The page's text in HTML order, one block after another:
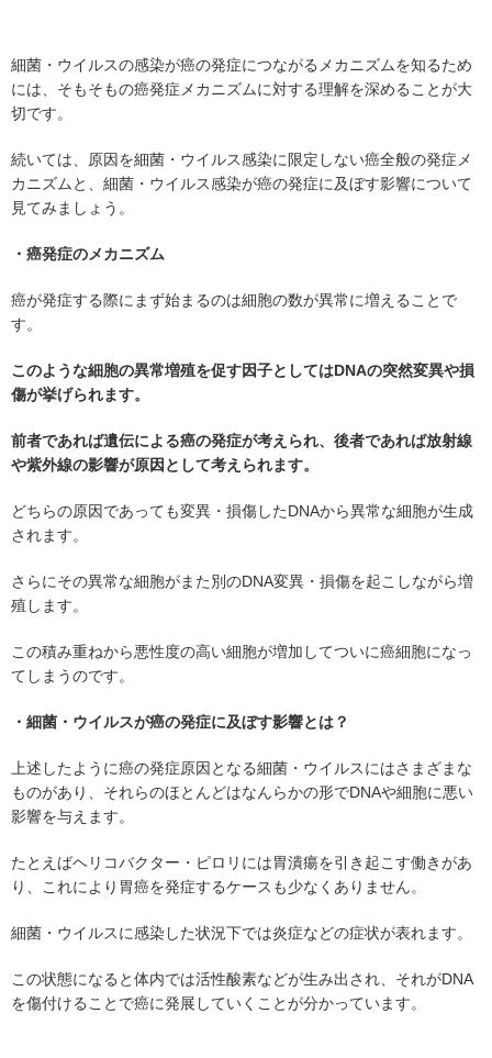
細菌・ウイルスの感染が癌の発症につながるメカニズムを知るため
には、そもそもの癌発症メカニズムに対する理解を深めることが大
切です。
続いては、原因を細菌・ウイルス感染に限定しない癌全般の発症メ
カニズムと、細菌・ウイルス感染が癌の発症に及ぼす影響について
見てみましょう。
・癌発症のメカニズム
癌が発症する際にまず始まるのは細胞の数が異常に増えることで
す。
このような細胞の異常増殖を促す因子としてはDNAの突然変異や損
傷が挙げられます。
前者であれば遺伝による癌の発症が考えられ、後者であれば放射線
や紫外線の影響が原因として考えられます。
どちらの原因であっても変異・損傷したDNAから異常な細胞が生成
されます。
さらにその異常な細胞がまた別のDNA変異・損傷を起こしながら増
殖します。
この積み重ねから悪性度の高い細胞が増加してついに癌細胞になっ
てしまうのです。
・細菌・ウイルスが癌の発症に及ぼす影響とは？
上述したように癌の発症原因となる細菌・ウイルスにはさまざまな
ものがあり、それらのほとんどはなんらかの形でDNAや細胞に悪い
影響を与えます。
たとえばヘリコバクター・ピロリには胃潰瘍を引き起こす働きがあ
り、これにより胃癌を発症するケースも少なくありません。
細菌・ウイルスに感染した状況下では炎症などの症状が表れます。
この状態になると体内では活性酸素などが生み出され、それがDNA
を傷付けることで癌に発展していくことが分かっています。